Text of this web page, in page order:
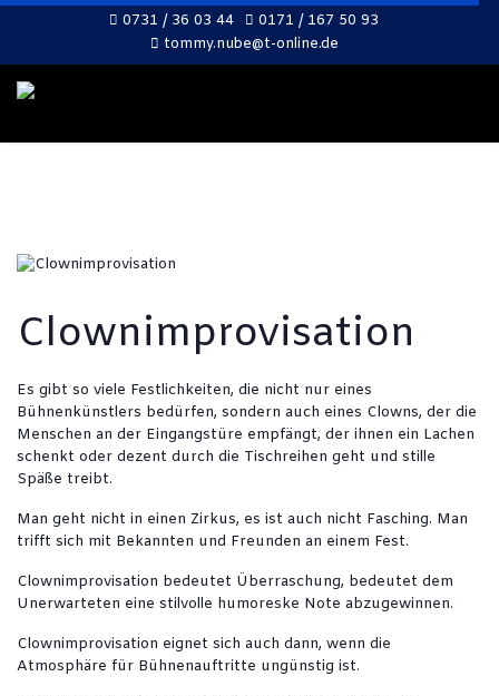
0731 / 36 03 44
0171 / 167 50 93
tommy.nube@t-online.de
Clownimprovisation
Es gibt so viele Festlichkeiten, die nicht nur eines
Bühnenkünstlers bedürfen, sondern auch eines Clowns, der die
Menschen an der Eingangstüre empfängt, der ihnen ein Lachen
schenkt oder dezent durch die Tischreihen geht und stille
Späße treibt.
Man geht nicht in einen Zirkus, es ist auch nicht Fasching. Man
trifft sich mit Bekannten und Freunden an einem Fest.
Clownimprovisation bedeutet Überraschung, bedeutet dem
Unerwarteten eine stilvolle humoreske Note abzugewinnen.
Clownimprovisation eignet sich auch dann, wenn die
Atmosphäre für Bühnenauftritte ungünstig ist.